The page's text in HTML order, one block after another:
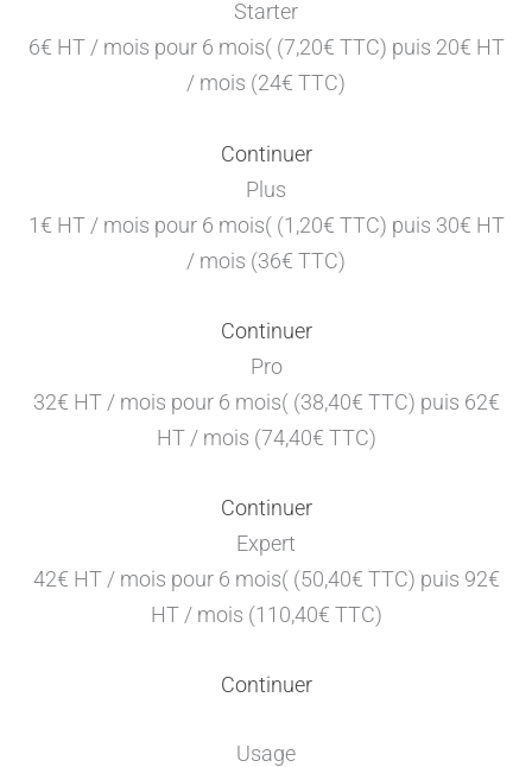
Starter
6€ HT / mois pour 6 mois( (7,20€ TTC) puis 20€ HT
/ mois (24€ TTC)
Continuer
Plus
1€ HT / mois pour 6 mois( (1,20€ TTC) puis 30€ HT
/ mois (36€ TTC)
Continuer
Pro
32€ HT / mois pour 6 mois( (38,40€ TTC) puis 62€
HT / mois (74,40€ TTC)
Continuer
Expert
42€ HT / mois pour 6 mois( (50,40€ TTC) puis 92€
HT / mois (110,40€ TTC)
Continuer
Usage